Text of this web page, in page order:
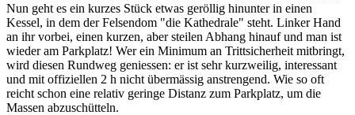
Nun geht es ein kurzes Stück etwas geröllig hinunter in einen
Kessel, in dem der Felsendom "die Kathedrale" steht. Linker Hand
an ihr vorbei, einen kurzen, aber steilen Abhang hinauf und man ist
wieder am Parkplatz! Wer ein Minimum an Trittsicherheit mitbringt,
wird diesen Rundweg geniessen: er ist sehr kurzweilig, interessant
und mit offiziellen 2 h nicht übermässig anstrengend. Wie so oft
reicht schon eine relativ geringe Distanz zum Parkplatz, um die
Massen abzuschütteln.